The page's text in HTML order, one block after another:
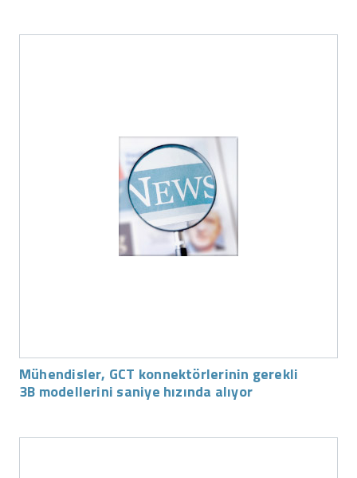
Mühendisler, GCT konnektörlerinin gerekli
3B modellerini saniye hızında alıyor